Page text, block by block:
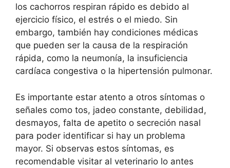
los cachorros respiran rápido es debido al
ejercicio físico, el estrés o el miedo. Sin
embargo, también hay condiciones médicas
que pueden ser la causa de la respiración
rápida, como la neumonía, la insuficiencia
cardíaca congestiva o la hipertensión pulmonar.
Es importante estar atento a otros síntomas o
señales como tos, jadeo constante, debilidad,
desmayos, falta de apetito o secreción nasal
para poder identificar si hay un problema
mayor. Si observas estos síntomas, es
recomendable visitar al veterinario lo antes